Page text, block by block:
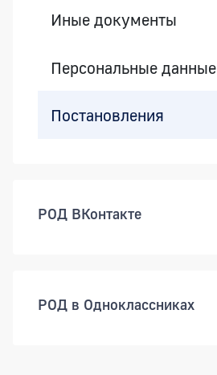
Иные документы
Персональные данные
Постановления
РОД ВКонтакте
РОД в Одноклассниках